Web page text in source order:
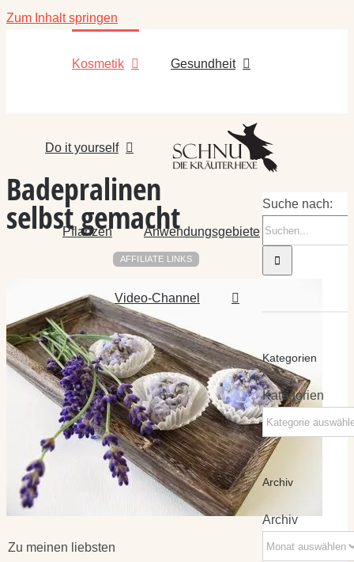
Zum Inhalt springen
Kosmetik Gesundheit
Do it yourself
Pflanzen Anwendungsgebiete
Video-Channel
Badepralinen
selbst gemacht
AFFILIATE LINKS
Zu meinen liebsten
Suche nach:
Kategorien
Kategorien
Archiv
Archiv